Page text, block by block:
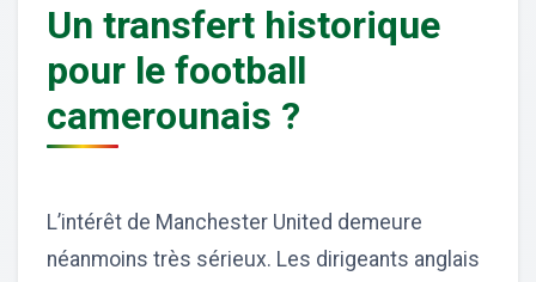
Un transfert historique
pour le football
camerounais ?
L’intérêt de Manchester United demeure
néanmoins très sérieux. Les dirigeants anglais